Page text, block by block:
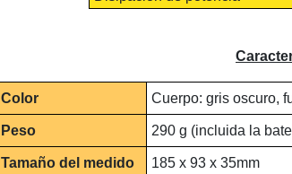
Color Cuerpo: gris oscuro,
Peso 290 g (incluida la
Tamaño del medido 185 x 93 x 35mm